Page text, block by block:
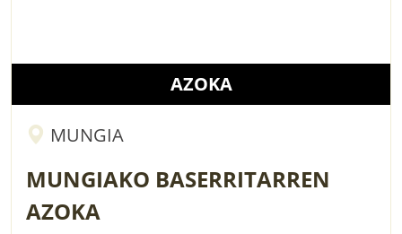
AZOKA
MUNGIA
MUNGIAKO BASERRITARREN
AZOKA